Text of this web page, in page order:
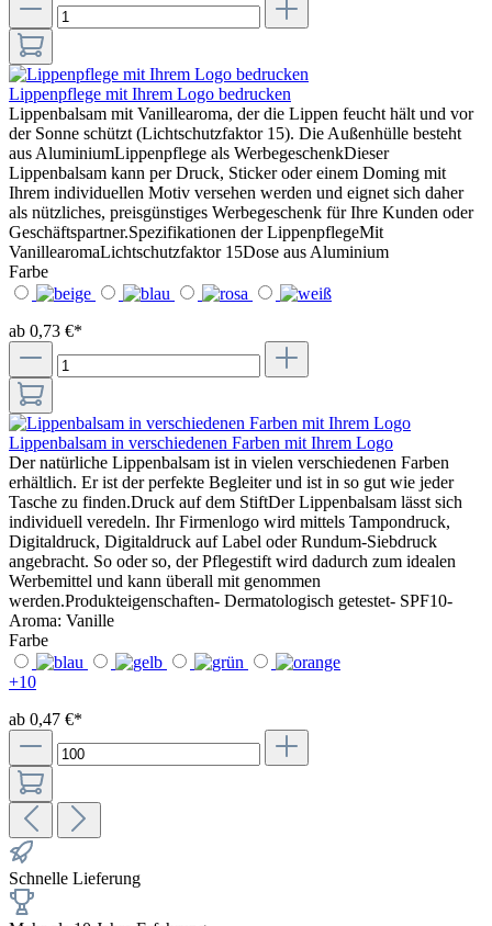
Lippenpflege mit Ihrem Logo bedrucken
Lippenbalsam mit Vanillearoma, der die Lippen feucht hält und vor
der Sonne schützt (Lichtschutzfaktor 15). Die Außenhülle besteht
aus AluminiumLippenpflege als WerbegeschenkDieser
Lippenbalsam kann per Druck, Sticker oder einem Doming mit
Ihrem individuellen Motiv versehen werden und eignet sich daher
als nützliches, preisgünstiges Werbegeschenk für Ihre Kunden oder
Geschäftspartner.Spezifikationen der LippenpflegeMit
VanillearomaLichtschutzfaktor 15Dose aus Aluminium
Farbe
ab 0,73 €*
Lippenbalsam in verschiedenen Farben mit Ihrem Logo
Der natürliche Lippenbalsam ist in vielen verschiedenen Farben
erhältlich. Er ist der perfekte Begleiter und ist in so gut wie jeder
Tasche zu finden.Druck auf dem StiftDer Lippenbalsam lässt sich
individuell veredeln. Ihr Firmenlogo wird mittels Tampondruck,
Digitaldruck, Digitaldruck auf Label oder Rundum-Siebdruck
angebracht. So oder so, der Pflegestift wird dadurch zum idealen
Werbemittel und kann überall mit genommen
werden.Produkteigenschaften- Dermatologisch getestet- SPF10-
Aroma: Vanille
Farbe
+10
ab 0,47 €*
Schnelle Lieferung